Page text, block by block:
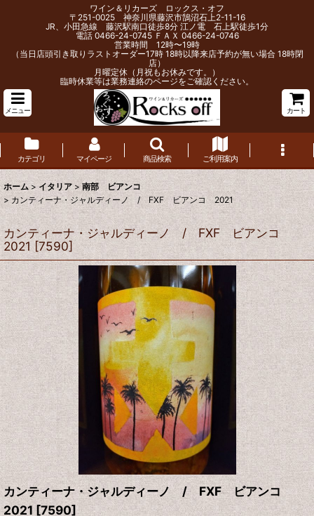
ワイン＆リカーズ ロックス・オフ
〒251-0025 神奈川県藤沢市鵠沼石上2-11-16
JR、小田急線 藤沢駅南口徒歩8分 江ノ電 石上駅徒歩1分
電話 0466-24-0745 ＦＡＸ 0466-24-0746
営業時間 12時〜19時
（当日店頭引き取りラストオーダー17時 18時以降来店予約が無い場合 18時閉
店）
月曜定休（月祝もお休みです。）
臨時休業等は業務連絡のページをご確認ください。
メニュー カート
カテゴリ マイページ 商品検索 ご利用案内
ホーム > イタリア > 南部 ビアンコ
> カンティーナ・ジャルディーノ / FXF ビアンコ 2021
カンティーナ・ジャルディーノ / FXF ビアンコ
2021 [7590]
カンティーナ・ジャルディーノ / FXF ビアンコ
2021 [7590]